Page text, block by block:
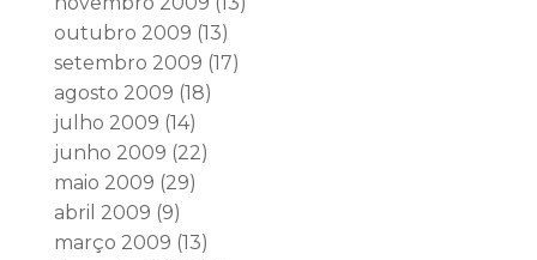
outubro 2009 (13)
setembro 2009 (17)
agosto 2009 (18)
julho 2009 (14)
junho 2009 (22)
maio 2009 (29)
abril 2009 (9)
março 2009 (13)